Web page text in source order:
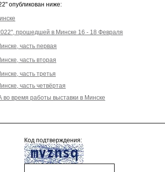
опубликован ниже:
прошедшей в Минске 16 - 18 Февраля
часть первая
часть вторая
часть третья
часть четвёртая
время работы выставки в Минске
Код подтверждения: